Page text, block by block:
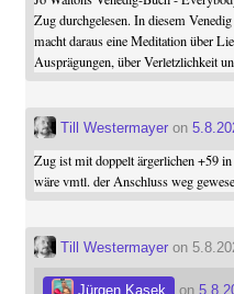
Zug durchgelesen. In diesem
macht daraus eine Meditation über
Ausprägungen, über Verletzlichkeit
Till Westermayeron
Zug ist mit doppelt ärgerlichen +59
wäre vmtl. der Anschluss weg
Till Westermayeron
Jürgen Kasek on